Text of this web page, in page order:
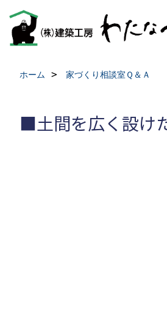
ホーム 家づくり相談室Ｑ＆Ａ
■土間を広く設け